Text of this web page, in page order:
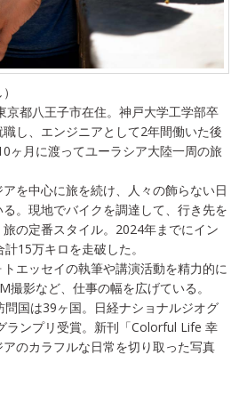
京都八王子市在住。神戸大学工学部卒
し、エンジニアとして2年間働いた後
ヶ月に渡ってユーラシア大陸一周の旅
を中心に旅を続け、人々の飾らない日
。現地でバイクを調達して、行き先を
の定番スタイル。2024年までにイン
15万キロを走破した。
エッセイの執筆や講演活動を精力的に
撮影など、仕事の幅を広げている。
国は39ヶ国。日経ナショナルジオグ
ランプリ受賞。新刊「Colorful Life 幸
のカラフルな日常を切り取った写真